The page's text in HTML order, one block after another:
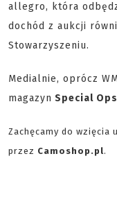
allegro, która
dochód z aukcji
Stowarzyszeniu.
Medialnie, oprócz
magazyn Special Ops
Zachęcamy do wzięcia
przez Camoshop.pl.